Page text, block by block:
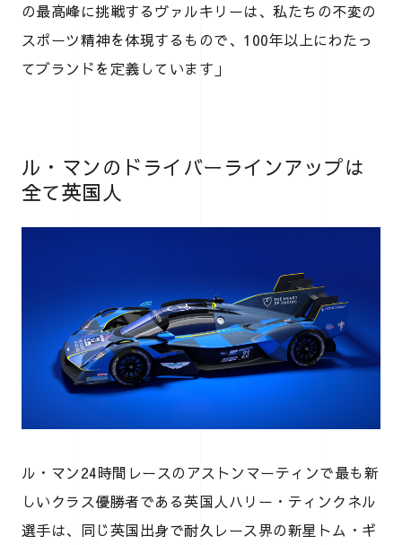
の最高峰に挑戦するヴァルキリーは、私たちの不変の
スポーツ精神を体現するもので、100年以上にわたっ
てブランドを定義しています」
ル・マンのドライバーラインアップは
全て英国人
ル・マン24時間レースのアストンマーティンで最も新
しいクラス優勝者である英国人ハリー・ティンクネル
選手は、同じ英国出身で耐久レース界の新星トム・ギ